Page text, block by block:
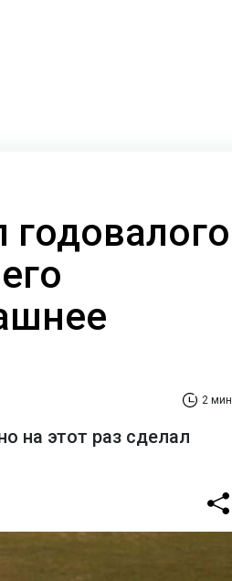
годовалого
2 мин
на этот раз сделал